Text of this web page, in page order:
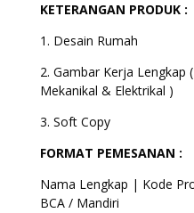
KETERANGAN PRODUK :
1. Desain Rumah
2. Gambar Kerja Lengkap
Mekanikal & Elektrikal )
3. Soft Copy
FORMAT PEMESANAN :
Nama Lengkap | Kode
BCA / Mandiri